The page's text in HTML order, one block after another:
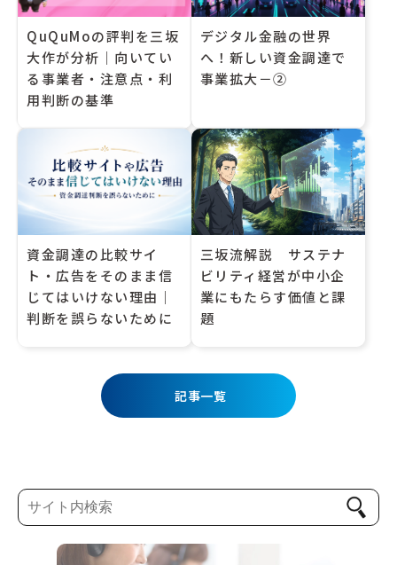
QuQuMoの評判を三坂
大作が分析｜向いてい
る事業者・注意点・利
用判断の基準
デジタル金融の世界
へ！新しい資金調達で
事業拡大－②
資金調達の比較サイ
ト・広告をそのまま信
じてはいけない理由｜
判断を誤らないために
三坂流解説 サステナ
ビリティ経営が中小企
業にもたらす価値と課
題
記事一覧